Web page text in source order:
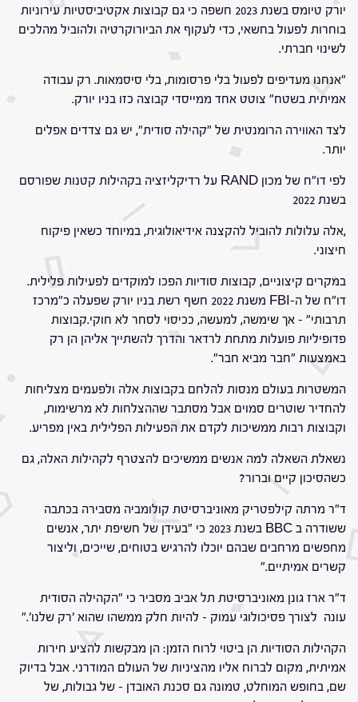
יורק טיומס בשנת 2023 חשפה כי גם קבוצות אקטיביסטיות עירוניות
בוחרות לפעול בחשאי, כדי לעקוף את הביורוקרטיה ולהוביל מהלכים
לשינוי חברתי.
"אנחנו מעדיפים לפעול בלי פרסומות, בלי סיסמאות. רק עבודה
אמיתית בשטח" צוטט אחד ממייסדי קבוצה כזו בניו יורק.
לצד האווירה הרומנטית של "קהילה סודית", יש גם צדדים אפלים
יותר.
לפי דו"ח של מכון RAND על רדיקליזציה בקהילות קטנות שפורסם
בשנת 2022
,אלה עלולות להוביל להקצנה אידיאולוגית, במיוחד כשאין פיקוח
חיצוני.
במקרים קיצוניים, קבוצות סודיות הפכו למוקדים לפעילות פלילית.
דו"ח של ה-FBI משנת 2022 חשף רשת בניו יורק שפעלה כ"מרכז
תרבותי" – אך שימשה, למעשה, ככיסוי לסחר לא חוקי.קבוצות
פדופיליות פועלות מתחת לרדאר והדרך להשתייך אליהן הן רק
באמצעות "חבר מביא חבר".
המשטרות בעולם מנסות להלחם בקבוצות אלה ולפעמים מצליחות
להחדיר שוטרים סמוים אבל מסתבר שההצלחות לא מרשימות,
וקבוצות רבות ממשיכות לקדם את הפעילות הפלילית באין מפריע.
נשאלת השאלה למה אנשים ממשיכים להצטרף לקהילות האלה, גם
כשהסיכון קיים וברור?
ד"ר מרתה קילפטריק מאוניברסיטת קולומביה מסבירה בכתבה
ששודרה ב BBC בשנת 2023 כי "בעידן של חשיפת יתר, אנשים
מחפשים מרחבים שבהם יוכלו להרגיש בטוחים, שייכים, וליצור
קשרים אמיתיים."
ד"ר ארז גונן מאוניברסיטת תל אביב מסביר כי "הקהילה הסודית
עונה לצורך פסיכולוגי עמוק – להיות חלק ממשהו שהוא 'רק שלנו'."
הקהילות הסודיות הן ביטוי לרוח הזמן: הן מבקשות להציע חירות
אמיתית, מקום לברוח אליו מהציניות של העולם המודרני. אבל בדיוק
שם, בחופש המוחלט, טמונה גם סכנת האובדן – של גבולות, של